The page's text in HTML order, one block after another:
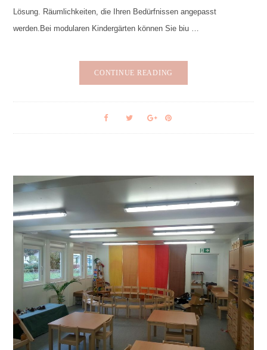
Lösung. Räumlichkeiten, die Ihren Bedürfnissen angepasst
werden.Bei modularen Kindergärten können Sie biu …
CONTINUE READING